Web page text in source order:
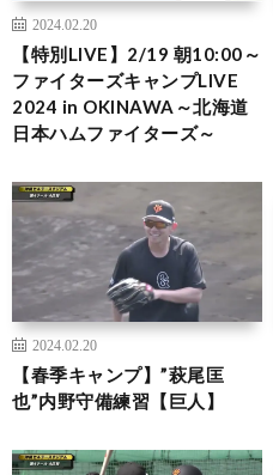
2024.02.20
【特別LIVE】2/19 朝10:00～
ファイターズキャンプLIVE
2024 in OKINAWA～北海道
日本ハムファイターズ～
2024.02.20
【春季キャンプ】”萩尾匡
也”内野守備練習【巨人】